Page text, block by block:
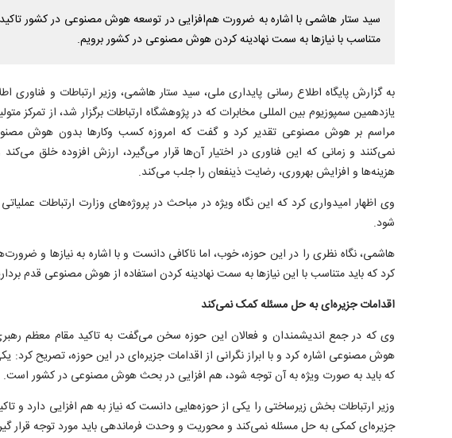
سید ستار هاشمی با اشاره به ضرورت هم‌افزایی در توسعه هوش مصنوعی در کشور تاکید
متناسب با نیاز‌ها به سمت نهادینه کردن هوش مصنوعی در کشور برویم.
به گزارش پایگاه اطلاع رسانی پایداری ملی، سید ستار هاشمی، وزیر ارتباطات و فناوری
یازدهمین سمپوزیوم بین المللی مخابرات که در پژوهشگاه ارتباطات برگزار شد، از تمرکز
مراسم بر هوش مصنوعی تقدیر کرد و گفت که امروزه کسب وکار‌ها بدون هوش
نمی‌کنند و زمانی که این فناوری در اختیار آن‌ها قرار می‌گیرد، ارزش افزوده خلق
هزینه‌ها و افزایش بهروری، رضایت ذینفعان را جلب می‌کند.
وی اظهار امیدواری کرد که این نگاه ویژه در مباحث در پروژه‌های وزارت ارتباطات
شود.
هاشمی، نگاه نظری را در این حوزه، خوب، اما ناکافی دانست و با اشاره به نیاز‌ها و
کرد که باید متناسب با این نیاز‌ها به سمت نهادینه کردن استفاده از هوش مصنوعی قدم
اقدامات جزیره‌ای به حل مسئله کمک نمی‌کند
وی که در جمع اندیشمندان و فعالان این حوزه سخن می‌گفت به تاکید مقام معظم رهبری
هوش مصنوعی اشاره کرد و با ابراز نگرانی از اقدامات جزیره‌ای در این حوزه، تصریح کرد:
که باید به صورت ویژه به آن توجه شود، هم افزایی در بحث هوش مصنوعی در کشور است.
وزیر ارتباطات بخش زیرساختی را یکی از حوزه‌هایی دانست که نیاز به هم افزایی دارد و
جزیره‌ای کمکی به حل مسئله نمی‌کند و محوریت و وحدت فرماندهی باید مورد توجه قرار